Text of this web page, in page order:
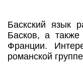
Баскский язык
Басков, а
Франции.
романской